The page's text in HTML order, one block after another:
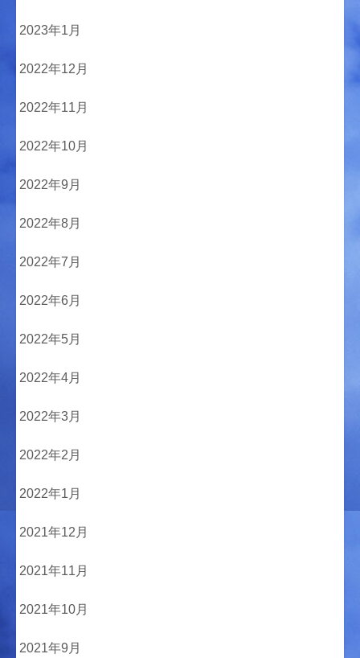
2023年1月
2022年12月
2022年11月
2022年10月
2022年9月
2022年8月
2022年7月
2022年6月
2022年5月
2022年4月
2022年3月
2022年2月
2022年1月
2021年12月
2021年11月
2021年10月
2021年9月